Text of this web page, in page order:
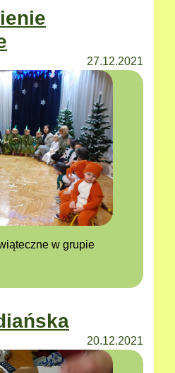
27.12.2021
w grupie
20.12.2021